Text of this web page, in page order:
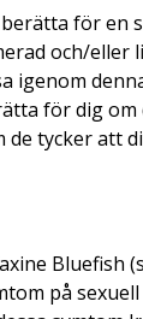
för en
och/eller
igenom
för dig om
de tycker att
Bluefish
på